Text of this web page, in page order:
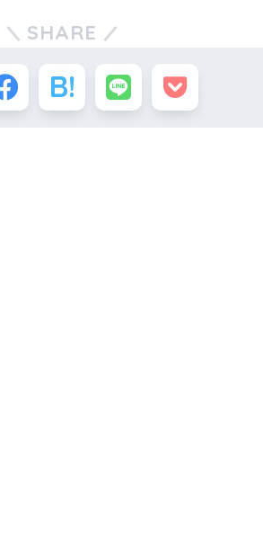
SHARE